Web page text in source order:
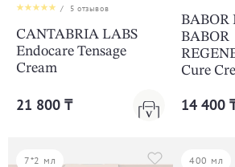
/ 5 отзывов
CANTABRIA LABS
Endocare Tensage
Cream
21 800 ₸
BABOR
BABOR
Cure
14 400
7*2 мл 400 мл